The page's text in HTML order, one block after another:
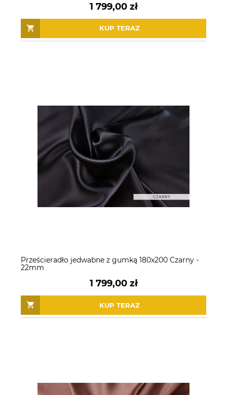
1 799,00 zł
KUP TERAZ
Prześcieradło jedwabne z gumką 180x200 Czarny -
22mm
1 799,00 zł
KUP TERAZ